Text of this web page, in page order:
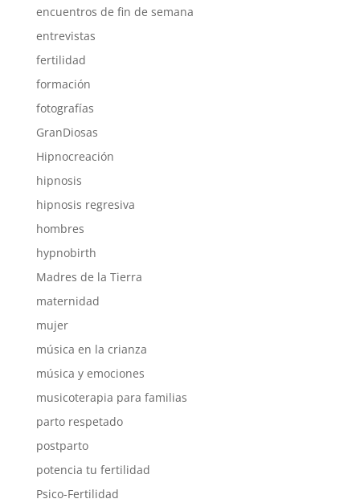
encuentros de fin de semana
entrevistas
fertilidad
formación
fotografías
GranDiosas
Hipnocreación
hipnosis
hipnosis regresiva
hombres
hypnobirth
Madres de la Tierra
maternidad
mujer
música en la crianza
música y emociones
musicoterapia para familias
parto respetado
postparto
potencia tu fertilidad
Psico-Fertilidad